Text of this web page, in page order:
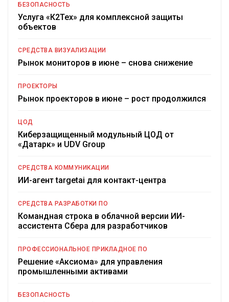
БЕЗОПАСНОСТЬ
Услуга «К2Тех» для комплексной защиты
объектов
СРЕДСТВА ВИЗУАЛИЗАЦИИ
Рынок мониторов в июне – снова снижение
ПРОЕКТОРЫ
Рынок проекторов в июне – рост продолжился
ЦОД
Киберзащищенный модульный ЦОД от
«Датарк» и UDV Group
СРЕДСТВА КОММУНИКАЦИИ
ИИ-агент targetai для контакт-центра
СРЕДСТВА РАЗРАБОТКИ ПО
Командная строка в облачной версии ИИ-
ассистента Сбера для разработчиков
ПРОФЕССИОНАЛЬНОЕ ПРИКЛАДНОЕ ПО
Решение «Аксиома» для управления
промышленными активами
БЕЗОПАСНОСТЬ